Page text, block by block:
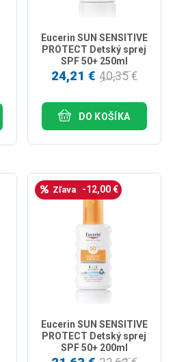
Eucerin SUN SENSITIVE
PROTECT Detský sprej
SPF 50+ 250ml
24,21 € 40,35 €
DO KOŠÍKA
Zľava -12,00 €
Eucerin SUN SENSITIVE
PROTECT Detský sprej
SPF 50+ 200ml